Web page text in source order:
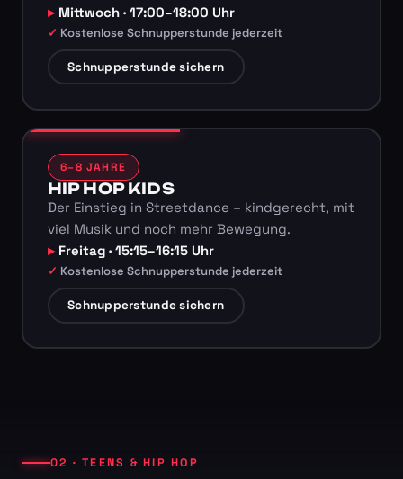
Mittwoch · 17:00–18:00 Uhr
Kostenlose Schnupperstunde jederzeit
Schnupperstunde sichern
6–8 JAHRE
HIP HOP KIDS
Der Einstieg in Streetdance – kindgerecht, mit
viel Musik und noch mehr Bewegung.
Freitag · 15:15–16:15 Uhr
Kostenlose Schnupperstunde jederzeit
Schnupperstunde sichern
02 · TEENS & HIP HOP